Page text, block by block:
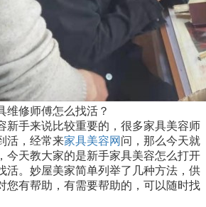
维修师傅怎么找活？
新手来说比较重要的，很多家具美容师
活，经常来家具美容网 问，那么今天就
今天教大家的是新手家具美容怎么打开
活。妙屋美家简单列举了几种方法，供
您有帮助，有需要帮助的，可以随时找